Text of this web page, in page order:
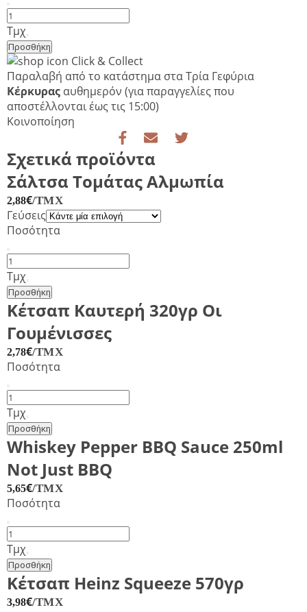
Πάπρικα
Πιπεριά
Φλωρίνης
Πικάντικη
Pellas
Delicacies
ποσότητα
Τμχ
Προσθήκη
Click & Collect
Παραλαβή από το κατάστημα στα Τρία Γεφύρια
Κέρκυρας αυθημερόν (για παραγγελίες που
αποστέλλονται έως τις 15:00)
Κοινοποίηση
Σχετικά προϊόντα
Σάλτσα Τομάτας Αλμωπία
2,88€/ΤΜΧ
Γεύσεις
Ποσότητα
Σάλτσα
Τομάτας
Αλμωπία
ποσότητα
Τμχ
Προσθήκη
Κέτσαπ Καυτερή 320γρ Οι
Γουμένισσες
2,78€/ΤΜΧ
Ποσότητα
Κέτσαπ
Καυτερή
320γρ
Οι
Γουμένισσες
ποσότητα
Τμχ
Προσθήκη
Whiskey Pepper BBQ Sauce 250ml
Not Just BBQ
5,65€/ΤΜΧ
Ποσότητα
Whiskey
Pepper
BBQ
Sauce
250ml
Not
Τμχ
Προσθήκη
Κέτσαπ Heinz Squeeze 570γρ
3,98€/ΤΜΧ